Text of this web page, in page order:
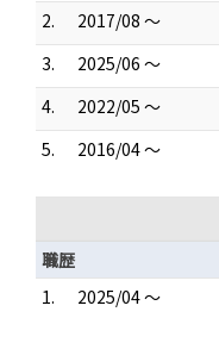
2.
2017/08 ～
3.
2025/06 ～
4.
2022/05 ～
5.
2016/04 ～
職歴
1.
2025/04 ～